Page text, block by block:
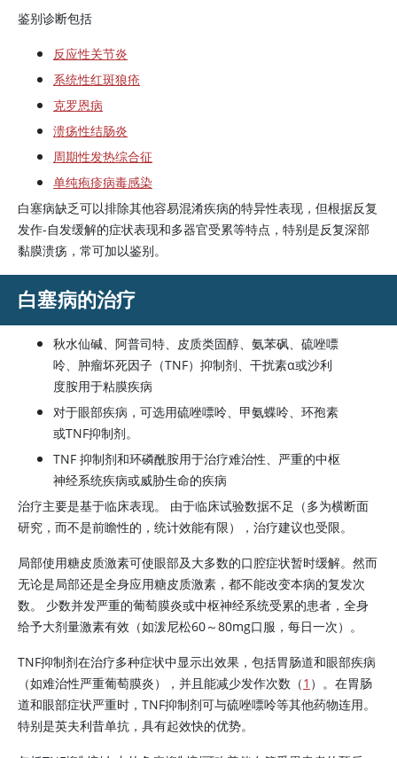
鉴别诊断包括
反应性关节炎
系统性红斑狼疮
克罗恩病
溃疡性结肠炎
周期性发热综合征
单纯疱疹病毒感染
白塞病缺乏可以排除其他容易混淆疾病的特异性表现，但根据反复
发作-自发缓解的症状表现和多器官受累等特点，特别是反复深部
黏膜溃疡，常可加以鉴别。
白塞病的治疗
秋水仙碱、阿普司特、皮质类固醇、氨苯砜、硫唑嘌
呤、肿瘤坏死因子（TNF）抑制剂、干扰素α或沙利
度胺用于粘膜疾病
对于眼部疾病，可选用硫唑嘌呤、甲氨蝶呤、环孢素
或TNF抑制剂。
TNF 抑制剂和环磷酰胺用于治疗难治性、严重的中枢
神经系统疾病或威胁生命的疾病
治疗主要是基于临床表现。 由于临床试验数据不足（多为横断面
研究，而不是前瞻性的，统计效能有限），治疗建议也受限。
局部使用糖皮质激素可使眼部及大多数的口腔症状暂时缓解。然而
无论是局部还是全身应用糖皮质激素，都不能改变本病的复发次
数。 少数并发严重的葡萄膜炎或中枢神经系统受累的患者，全身
给予大剂量激素有效（如泼尼松60～80mg口服，每日一次）。
TNF抑制剂在治疗多种症状中显示出效果，包括胃肠道和眼部疾病
（如难治性严重葡萄膜炎），并且能减少发作次数（1 ）。在胃肠
道和眼部症状严重时，TNF抑制剂可与硫唑嘌呤等其他药物连用。
特别是英夫利昔单抗，具有起效快的优势。